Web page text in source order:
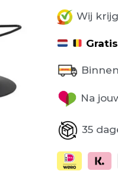
Wij
Gratis
Binnen
Na
35